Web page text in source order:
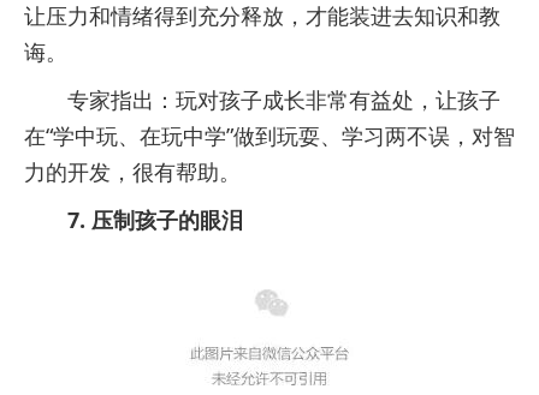
让压力和情绪得到充分释放，才能装进去知识和教
诲。
专家指出：玩对孩子成长非常有益处，让孩子
在“学中玩、在玩中学”做到玩耍、学习两不误，对智
力的开发，很有帮助。
7. 压制孩子的眼泪